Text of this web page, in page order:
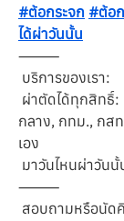
#ต้อกระจก #ต้อ
ได้ผ่าวันนั้น
⸻
บริการของเรา:
ผ่าตัดได้ทุกสิทธิ์
กลาง, กทม., กสท
เอง
มาวันไหนผ่าวันนั้
⸻
สอบถามหรือนัด